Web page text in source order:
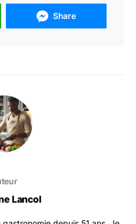
Share
Lancol